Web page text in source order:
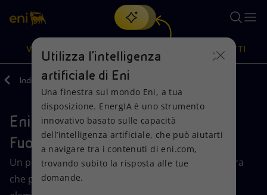
Cerca
scopri EnergIA, la nostra nuova soluzione di intelligenza
artificiale.
VISIONE
Visione
Mission e valori
Persone e Partnership
Azioni
Diversificazione energetica
Tecnologie per la transizione
PRODOTTI
Prodotti
Casa
Imprese
Indietro Media Eventi
Eni e la ricetta della felicità, al
FuoriSalone 2024
Un percorso esperienziale all’Orto Botanico di Brera
che porta il visitatore a vedere con occhi nuovi
Utilizza l'intelligenza
artificiale di Eni
Una finestra sul mondo Eni, a tua
disposizione. EnergIA è uno strumento
innovativo basato sulle capacità
dell’intelligenza artificiale, che può aiutarti
a navigare tra i contenuti di eni.com,
trovando subito la risposta alle tue
domande.